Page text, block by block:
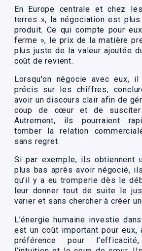
En Europe centrale et chez
terres », la négociation est
produit. Ce qui compte pour
ferme », le prix de la matière
plus juste de la valeur ajoutée
coût de revient.
Lorsqu'on négocie avec eux,
précis sur les chiffres,
avoir un discours clair afin de
coup de cœur et de susciter
Autrement, ils pourraient
tomber la relation
sans regret.
Si par exemple, ils obtiennent
plus bas après avoir négocié,
qu’il y a eu tromperie dès le
leur donner tout de suite le
varier et sans chercher à créer
L’énergie humaine investie
est un coût important pour eux,
préférence pour